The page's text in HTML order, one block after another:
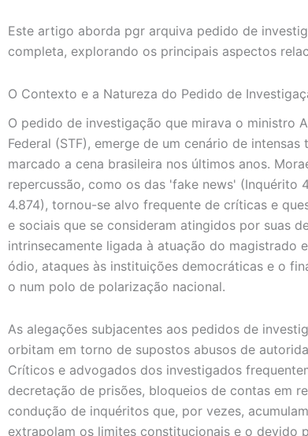
Este artigo aborda pgr arquiva pedido de
completa, explorando os principais aspectos
O Contexto e a Natureza do Pedido de
O pedido de investigação que mirava o ministro
Federal (STF), emerge de um cenário de
marcado a cena brasileira nos últimos anos.
repercussão, como os das 'fake news' (Inquérito
4.874), tornou-se alvo frequente de críticas e
e sociais que se consideram atingidos por suas
intrinsecamente ligada à atuação do magistrado
ódio, ataques às instituições democráticas e o
o num polo de polarização nacional.
As alegações subjacentes aos pedidos de
orbitam em torno de supostos abusos de
Críticos e advogados dos investigados
decretação de prisões, bloqueios de contas em
condução de inquéritos que, por vezes,
extrapolam os limites constitucionais e o devido